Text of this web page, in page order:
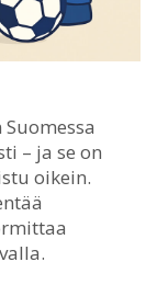
– ja se on
oikein.